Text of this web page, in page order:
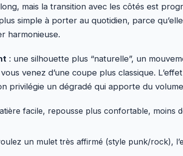
mais la transition avec les côtés est
simple à porter au quotidien, parce
harmonieuse.
: une silhouette plus “naturelle”, un
venez d’une coupe plus classique.
privilégie un dégradé qui apporte du volume
facile, repousse plus confortable, moins
un mulet très affirmé (style punk/rock),